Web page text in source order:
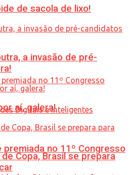
premiada no 11º Congresso
de sacola de lixo!
a invasão de pré-
aí, galera!
Copa, Brasil se prepara